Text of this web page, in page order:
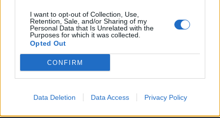
I want to opt-out of Collection, Use,
Retention, Sale, and/or Sharing of my
Personal Data that Is Unrelated with the
Purposes for which it was collected.
Opted Out
CONFIRM
Data Deletion Data Access Privacy Policy
X